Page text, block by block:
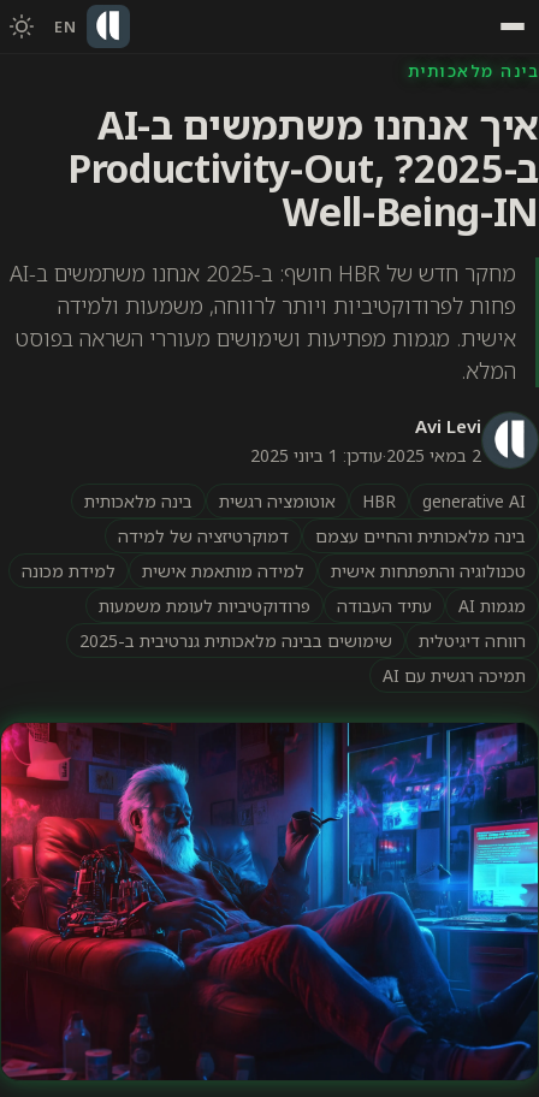
EN
בינה מלאכותית
איך אנחנו משתמשים ב-AI
ב-2025? Productivity-Out,
Well-Being-IN
מחקר חדש של HBR חושף: ב-2025 אנחנו משתמשים ב-AI
פחות לפרודוקטיביות ויותר לרווחה, משמעות ולמידה
אישית. מגמות מפתיעות ושימושים מעוררי השראה בפוסט
המלא.
Avi Levi
2 במאי 2025 ·עודכן: 1 ביוני 2025
generative AI
HBR אוטומציה רגשית
בינה מלאכותית
בינה מלאכותית והחיים עצמם
דמוקרטיזציה של למידה
טכנולוגיה והתפתחות אישית
למידה מותאמת אישית
למידת מכונה
מגמות AI
עתיד העבודה
פרודוקטיביות לעומת משמעות
רווחה דיגיטלית
שימושים בבינה מלאכותית גנרטיבית ב-2025
תמיכה רגשית עם AI